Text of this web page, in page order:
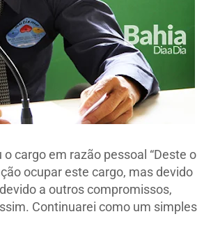
cargo em razão pessoal “Deste o
ocupar este cargo, mas devido
a outros compromissos,
Continuarei como um simples